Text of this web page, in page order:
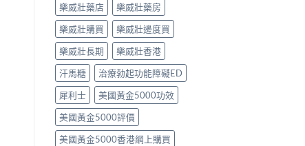
樂威壯藥店
樂威壯藥房
樂威壯購買
樂威壯邊度買
樂威壯長期
樂威壯香港
汗馬糖
治療勃起功能障礙ED
犀利士
美國黃金5000功效
美國黃金5000評價
美國黃金5000香港網上購買